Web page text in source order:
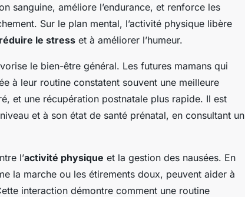
sanguine, améliore l’endurance, et renforce les
Sur le plan mental, l’activité physique libère
réduire le stress et à améliorer l’humeur.
le bien-être général. Les futures mamans qui
à leur routine constatent souvent une meilleure
et une récupération postnatale plus rapide. Il est
et à son état de santé prénatal, en consultant un
l’activité physique et la gestion des nausées. En
la marche ou les étirements doux, peuvent aider à
interaction démontre comment une routine